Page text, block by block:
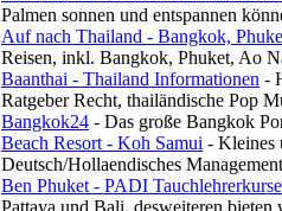
Palmen sonnen und entspannen
Auf nach Thailand - Bangkok,
Reisen, inkl. Bangkok, Phuket, Ao
Baanthai - Thailand Informationen -
Ratgeber Recht, thailändische Pop
Bangkok24 - Das große Bangkok
Beach Resort - Koh Samui - Kleines
Deutsch/Hollaendisches
Ben Phuket - PADI Tauchlehrerkurse
Pattaya und Bali, desweiteren